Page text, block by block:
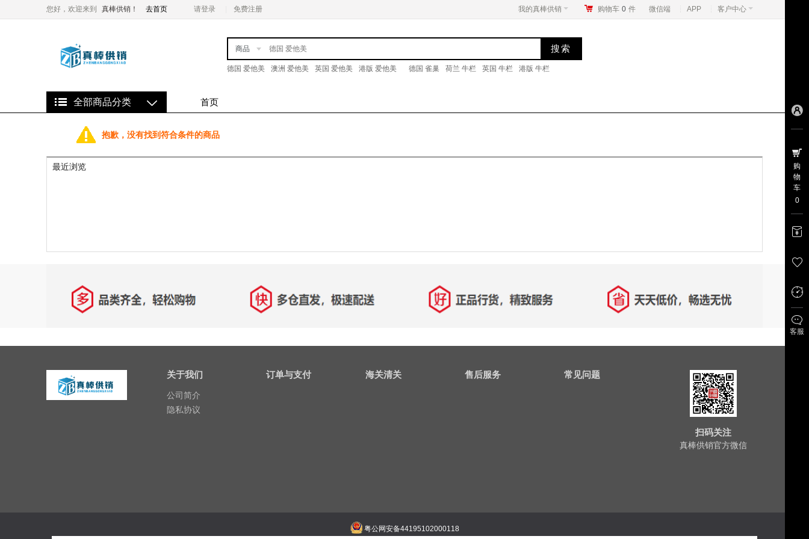
您好，欢迎来到 真棒供销！ 去首页 请登录 免费注册 我的真棒供销 购物车 0 件 微信端 APP 客户中心
商品
德国 爱他美 澳洲 爱他美 英国 爱他美 港版 爱他美 德国 雀巢 荷兰 牛栏 英国 牛栏 港版 牛栏
全部商品分类 首页
购
物
车
0
客服
抱歉，没有找到符合条件的商品
最近浏览
关于我们
公司简介
隐私协议
订单与支付 海关清关 售后服务 常见问题
扫码关注
真棒供销官方微信
粤公网安备44195102000118